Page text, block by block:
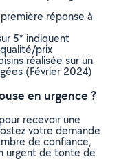
réponse à
5* indiquent
prix
réalisée sur un
(Février 2024)
en urgence ?
recevoir une
votre demande
de confiance,
urgent de tonte de